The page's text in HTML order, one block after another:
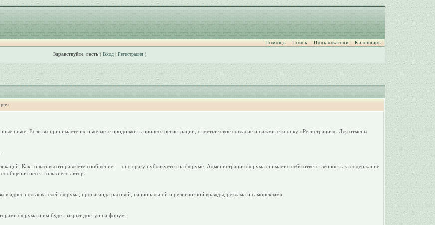
Помощь Поиск Пользователи Календарь
Здравствуйте, гость( Вход| Регистрация)
ниже. Если вы принимаете их и желаете продолжить процесс регистрации, отметьте свое согласие и нажмите кнопку «Регистрация». Для отмены
Как только вы отправляете сообщение — оно сразу публикуется на форуме. Администрация форума снимает с себя ответственность за содержание
несет только его автор.
адрес пользователей форума, пропаганда расовой, национальной и религиозной вражды; реклама и самореклама;
форума и им будет закрыт доступ на форум.